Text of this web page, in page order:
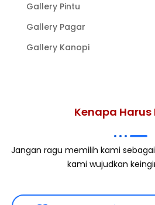
Gallery Pintu
Gallery Pagar
Gallery Kanopi
Kenapa Harus
Jangan ragu memilih kami
kami wujudkan